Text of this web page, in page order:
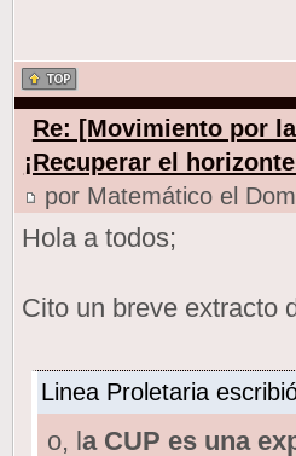
Re: [Movimiento por
¡Recuperar el
por Matemático el
Hola a todos;
Cito un breve extracto
Linea Proletaria
o, la CUP es una